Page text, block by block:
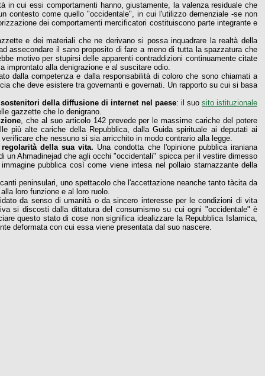
in cui essi comportamenti hanno, giustamente, la valenza residuale che
contesto come quello "occidentale", in cui l'utilizzo demenziale -se non
dei comportamenti mercificatori costituiscono parte integrante e
e dei materiali che ne derivano si possa inquadrare la realtà della
assecondare il sano proposito di fare a meno di tutta la spazzatura che
motivo per stupirsi delle apparenti contraddizioni continuamente citate
improntato alla denigrazione e al suscitare odio.
dalla competenza e dalla responsabilità di coloro che sono chiamati a
che deve esistere tra governanti e governati. Un rapporto su cui si basa
della diffusione di internet nel paese: il suo sito istituzionale
gazzette che lo denigrano.
, che al suo articolo 142 prevede per le massime cariche del potere
più alte cariche della Repubblica, dalla Guida spirituale ai deputati ai
che nessuno si sia arricchito in modo contrario alla legge.
della sua vita. Una condotta che l'opinione pubblica iraniana
Ahmadinejad che agli occhi "occidentali" spicca per il vestire dimesso
pubblica così come viene intesa nel pollaio starnazzante della
peninsulari, uno spettacolo che l'accettazione neanche tanto tàcita da
loro funzione e al loro ruolo.
da senso di umanità o da sincero interesse per le condizioni di vita
si discosti dalla dittatura del consumismo su cui ogni "occidentale" è
questo stato di cose non significa idealizzare la Repubblica Islamica,
deformata con cui essa viene presentata dal suo nascere.